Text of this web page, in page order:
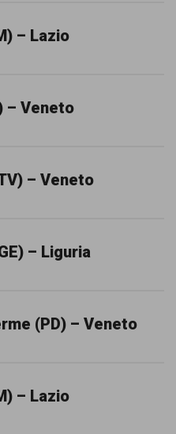
– Lazio
– Veneto
– Veneto
– Liguria
(PD) – Veneto
– Lazio